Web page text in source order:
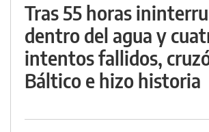
Tras 55 horas
dentro del agua y
intentos fallidos,
Báltico e hizo historia